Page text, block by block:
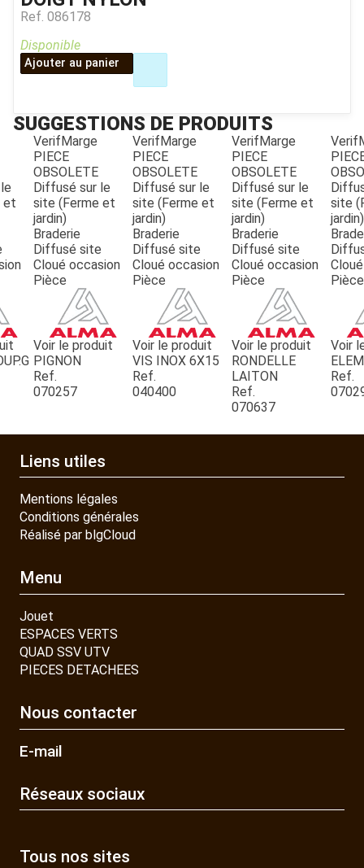
JOUET
ESPACES VERTS
QUAD SSV UTV
PIECES DETACHEES
CONTACT
Ref. 086178
Disponible
Ajouter au panier
SUGGESTIONS DE PRODUITS
et
VerifMarge
PIECE
OBSOLETE
Diffusé sur le
site (Ferme et
jardin)
Braderie
Diffusé site
Cloué occasion
Pièce
Voir le produit
PIGNON
Ref.
070257
VerifMarge
PIECE
OBSOLETE
Diffusé sur le
site (Ferme et
jardin)
Braderie
Diffusé site
Cloué occasion
Pièce
Voir le produit
VIS INOX 6X15
Ref.
040400
VerifMarge
PIECE
OBSOLETE
Diffusé sur le
site (Ferme et
jardin)
Braderie
Diffusé site
Cloué occasion
Pièce
Voir le produit
RONDELLE
LAITON
Ref.
070637
site
jardin)
Pièce
Voir
Ref.
Liens utiles
Mentions légales
Conditions générales
Réalisé par blgCloud
Menu
Jouet
ESPACES VERTS
QUAD SSV UTV
PIECES DETACHEES
Nous contacter
E-mail
Réseaux sociaux
Tous nos sites